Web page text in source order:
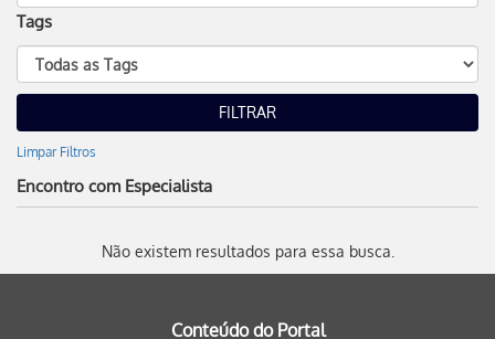
Tags
Limpar Filtros
Encontro com Especialista
Não existem resultados para essa busca.
Conteúdo do Portal